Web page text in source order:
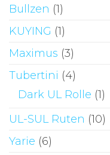
Bullzen (1)
KUYING (1)
Maximus (3)
Tubertini (4)
Dark UL Rolle (1)
UL-SUL Ruten (10)
Yarie (6)